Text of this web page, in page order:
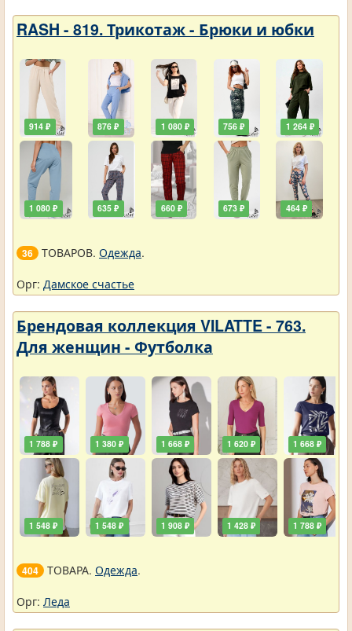
RASH - 819. Трикотаж - Брюки и юбки
914 ₽
1 080 ₽
876 ₽
635 ₽
1 080 ₽
660 ₽
756 ₽
673 ₽
1 264 ₽
464 ₽
36 ТОВАРОВ. Одежда.
Орг: Дамское счастье
Брендовая коллекция VILATTE - 763.
Для женщин - Футболка
1 788 ₽
1 548 ₽
1 380 ₽
1 548 ₽
1 668 ₽
1 908 ₽
1 620 ₽
1 428 ₽
1 668 ₽
1 788 ₽
404 ТОВАРА. Одежда.
Орг: Леда